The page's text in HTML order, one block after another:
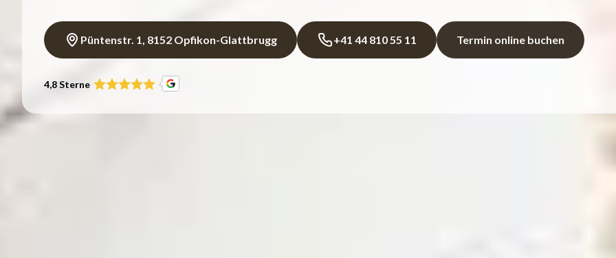
Püntenstr. 1, 8152 Opfikon-Glattbrugg +41 44 810 55 11 Termin online buchen
4,8 Sterne